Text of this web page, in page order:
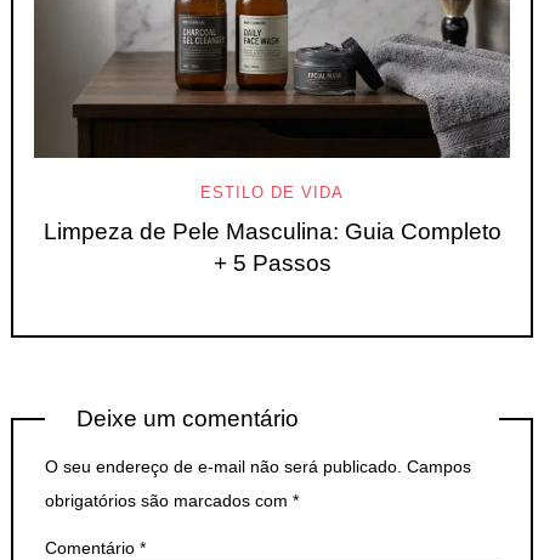
ESTILO DE VIDA
Limpeza de Pele Masculina: Guia Completo
+ 5 Passos
Deixe um comentário
O seu endereço de e-mail não será publicado. Campos
obrigatórios são marcados com *
Comentário *